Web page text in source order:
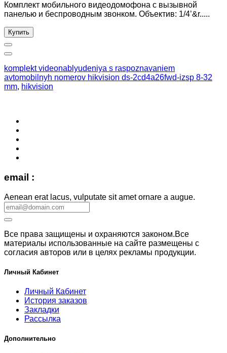
Комплект мобильного видеодомофона с вызывной
панелью и беспроводным звонком. Объектив: 1/4’&r.....
Купить
komplekt videonablyudeniya s raspoznavaniem
avtomobilnyh nomerov hikvision ds-2cd4a26fwd-izsp 8-32
mm, hikvision
email :
Aenean erat lacus, vulputate sit amet ornare a augue.
Все права защищены и охраняются законом.Все
материалы использованные на сайте размещены с
согласия авторов или в целях рекламы продукции.
Личный Кабинет
Личный Кабинет
История заказов
Закладки
Рассылка
Дополнительно